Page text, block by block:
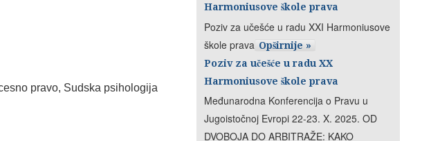
pravo, Sudska psihologija
Harmoniusove škole prava
Poziv za učešće u radu XXI Harmoniusove
škole prava Opširnije »
Poziv za učešće u radu XX
Harmoniusove škole prava
Međunarodna Konferencija o Pravu u
Jugoistočnoj Evropi 22-23. X. 2025. OD
DVOBOJA DO ARBITRAŽE: KAKO